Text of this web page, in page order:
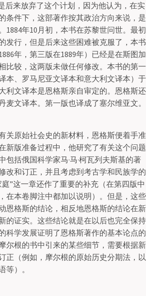
后来放弃了这个计划，因为他认为，在实
条件下，这部著作按其政治方向来说，是
1884年10月初，本书在苏黎世问世。最初
发行，但是后来这些困难被克服了，本书
年，第三版在1889年）已经是在斯图加
比较，这两版未做任何修改。本书的第一
本、罗马尼亚文译本和意大利文译本）于
利文译本是恩格斯亲自审定的。恩格斯还
麦文译本。第一版也译成了塞尔维亚文。
关原始社会史的新材料，恩格斯便着手准
新版准备过程中，他研究了有关这个问题
包括俄国科学家马·马·柯瓦列夫斯基的著
改和订正，并且考虑到考古学和民族学的
”这一章还作了重要的补充（在第四版中
在本卷脚注中都加以说明）。但是，这些
恩格斯的结论，相反地恩格斯的结论在新
的证实。这些结论就是在以后也完全保持
科学发展证明了恩格斯著作的基本论点的
尔根的书中引来的某些细节，需要根据新
正（例如，摩尔根的原始历史分期法，以
等）。